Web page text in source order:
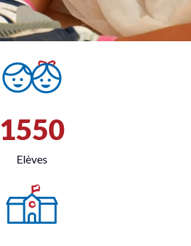
1550
Elèves